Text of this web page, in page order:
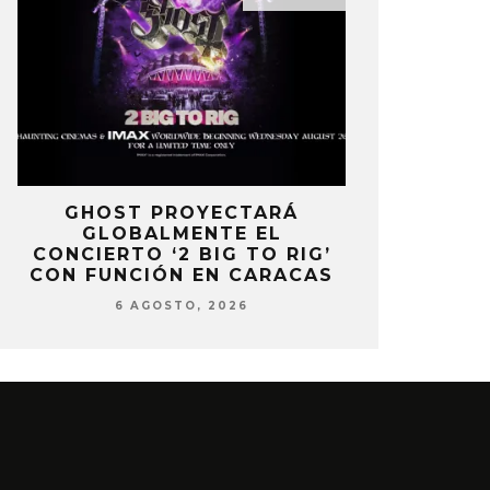
GHOST PROYECTARÁ
GLOBALMENTE EL
CONCIERTO ‘2 BIG TO RIG’
CON FUNCIÓN EN CARACAS
6 AGOSTO, 2026